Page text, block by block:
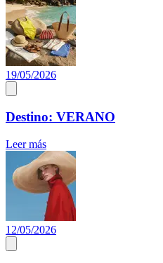
19/05/2026
Destino: VERANO
Leer más
12/05/2026